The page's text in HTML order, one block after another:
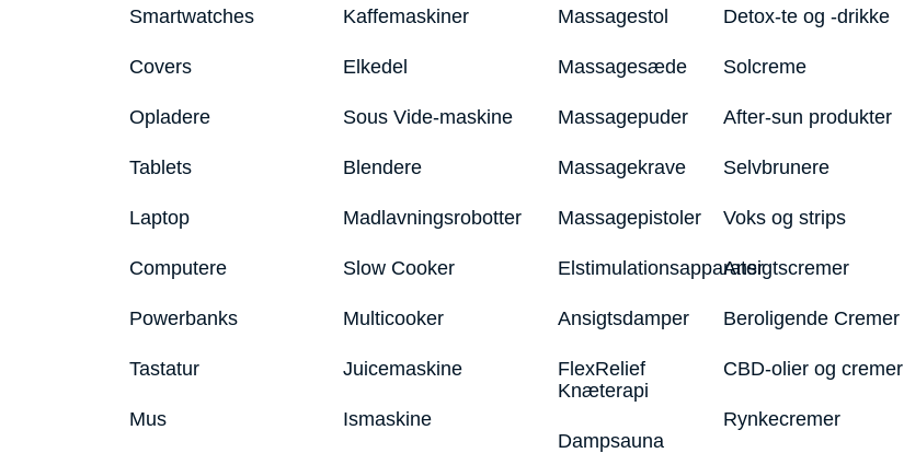
Smartwatches
Covers
Opladere
Tablets
Laptop
Computere
Powerbanks
Tastatur
Mus
Kaffemaskiner
Elkedel
Sous Vide-maskine
Blendere
Madlavningsrobotter
Slow Cooker
Multicooker
Juicemaskine
Ismaskine
Massagestol
Massagesæde
Massagepuder
Massagekrave
Massagepistoler
Elstimulationsapparater
Ansigtsdamper
FlexRelief
Knæterapi
Dampsauna
Detox-te og -drikke
Solcreme
After-sun produkter
Selvbrunere
Voks og strips
Ansigtscremer
Beroligende Cremer
CBD-olier og cremer
Rynkecremer